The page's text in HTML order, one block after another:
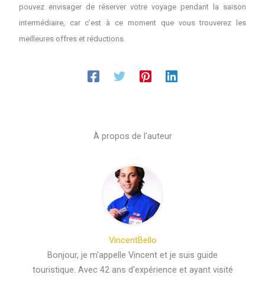
pouvez envisager de réserver votre voyage pendant la saison
intermédiaire, car c’est à ce moment que vous trouverez les
meilleures offres et réductions.
À propos de l'auteur
VincentBello
Bonjour, je m'appelle Vincent et je suis guide
touristique. Avec 42 ans d'expérience et ayant visité